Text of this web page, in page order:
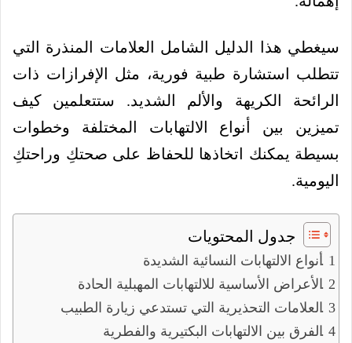
سيغطي هذا الدليل الشامل العلامات المنذرة التي
تتطلب استشارة طبية فورية، مثل الإفرازات ذات
الرائحة الكريهة والألم الشديد. ستتعلمين كيف
تميزين بين أنواع الالتهابات المختلفة وخطوات
بسيطة يمكنك اتخاذها للحفاظ على صحتكِ وراحتكِ
اليومية.
جدول المحتويات
أنواع الالتهابات النسائية الشديدة
الأعراض الأساسية للالتهابات المهبلية الحادة
العلامات التحذيرية التي تستدعي زيارة الطبيب
الفرق بين الالتهابات البكتيرية والفطرية